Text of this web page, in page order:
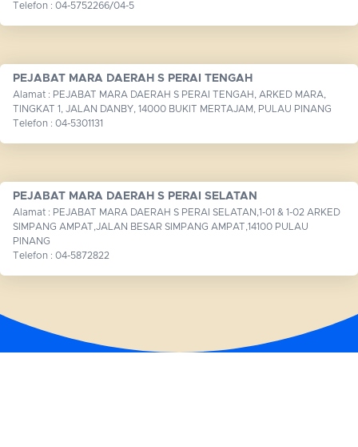
Telefon : 04-5752266/04-5
PEJABAT MARA DAERAH S PERAI TENGAH
Alamat : PEJABAT MARA DAERAH S PERAI TENGAH, ARKED MARA,
TINGKAT 1, JALAN DANBY, 14000 BUKIT MERTAJAM, PULAU PINANG
Telefon : 04-5301131
PEJABAT MARA DAERAH S PERAI SELATAN
Alamat : PEJABAT MARA DAERAH S PERAI SELATAN,1-01 & 1-02 ARKED
SIMPANG AMPAT,JALAN BESAR SIMPANG AMPAT,14100 PULAU
PINANG
Telefon : 04-5872822